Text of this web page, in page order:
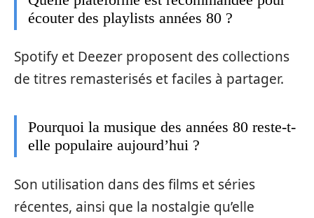
écouter des playlists années 80 ?
Spotify et Deezer proposent des collections
de titres remasterisés et faciles à partager.
Pourquoi la musique des années 80 reste-t-
elle populaire aujourd’hui ?
Son utilisation dans des films et séries
récentes, ainsi que la nostalgie qu’elle